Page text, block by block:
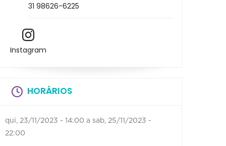
31 98626-6225
Instagram
HORÁRIOS
qui, 23/11/2023 - 14:00 a sab, 25/11/2023 -
22:00